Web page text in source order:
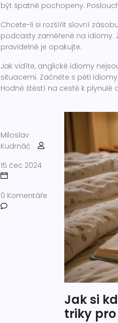
být špatně pochopeny.
Chcete-li si rozšířit slovní
podcasty zaměřené na idiomy.
pravidelně je opakujte.
Jak vidíte, anglické idiomy
situacemi. Začněte s pěti
Hodně štěstí na cestě k plynulé
Miloslav
Kudrnáč
15 čec 2024
0 Komentáře
Jak si
triky